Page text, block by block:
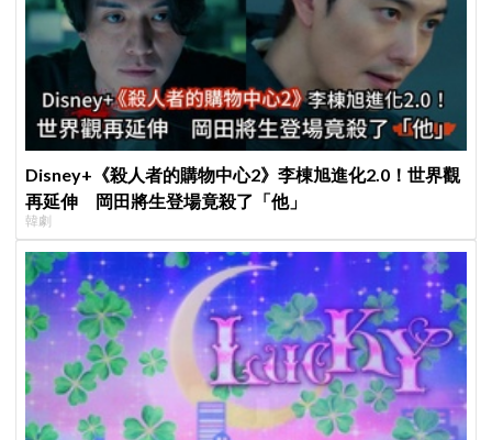
Disney+《殺人者的購物中心2》李棟旭進化2.0！世界觀
再延伸 岡田將生登場竟殺了「他」
韓劇